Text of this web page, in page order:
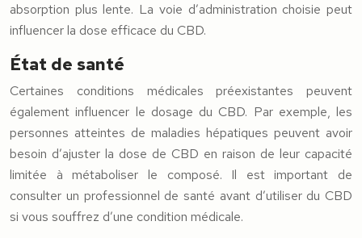
absorption plus lente. La voie d’administration choisie peut
influencer la dose efficace du CBD.
État de santé
Certaines conditions médicales préexistantes peuvent
également influencer le dosage du CBD. Par exemple, les
personnes atteintes de maladies hépatiques peuvent avoir
besoin d’ajuster la dose de CBD en raison de leur capacité
limitée à métaboliser le composé. Il est important de
consulter un professionnel de santé avant d’utiliser du CBD
si vous souffrez d’une condition médicale.